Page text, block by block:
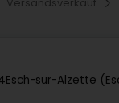
Esch-sur-Alzette